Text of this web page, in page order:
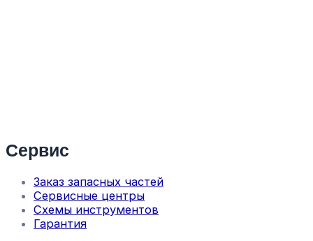
Сервис
Заказ запасных частей
Сервисные центры
Схемы инструментов
Гарантия